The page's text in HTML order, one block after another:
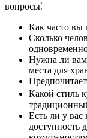
вопросы⁚
Как часто вы
Сколько
Нужна ли вам
места для
Какой стиль
Есть ли у вас
доступность